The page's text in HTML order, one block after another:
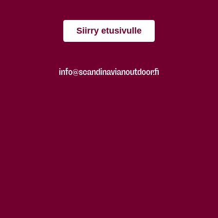
Siirry etusivulle
info@scandinavianoutdoor.fi